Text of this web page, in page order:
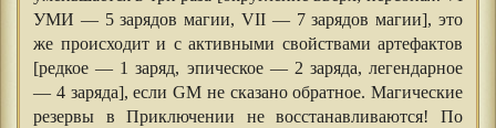
УМИ — 5 зарядов магии, VII — 7 зарядов магии], это
же происходит и с активными свойствами артефактов
[редкое — 1 заряд, эпическое — 2 заряда, легендарное
— 4 заряда], если GM не сказано обратное. Магические
резервы в Приключении не восстанавливаются! По